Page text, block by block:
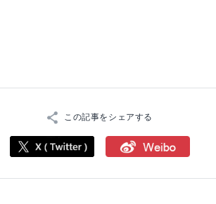
この記事をシェアする